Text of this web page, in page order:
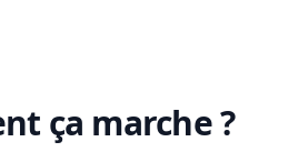
ça marche ?